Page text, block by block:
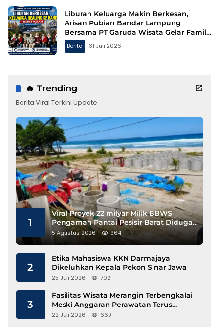
Liburan Keluarga Makin Berkesan,
Arisan Pubian Bandar Lampung
Bersama PT Garuda Wisata Gelar Family
Gathering ke Bandung
Berita 31 Juli 2026
🔥 Trending
Berita Viral Terkini Update
1
Viral Proyek 22 milyar Milik BBWS
Pengaman Pantai Pesisir Barat Diduga
Gunakan Besi Banci
5 Agustus 2026 964
2
Etika Mahasiswa KKN Darmajaya
Dikeluhkan Kepala Pekon Sinar Jawa
25 Juli 2026 702
3
Fasilitas Wisata Merangin Terbengkalai
Meski Anggaran Perawatan Terus
Mengalir
22 Juli 2026 669